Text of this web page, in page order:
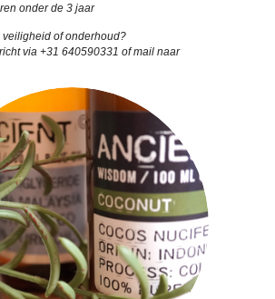
onder de 3 jaar
veiligheid of onderhoud?
via +31 640590331 of mail naar